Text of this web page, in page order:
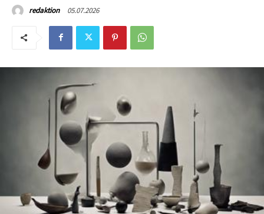
redaktion 05.07.2026